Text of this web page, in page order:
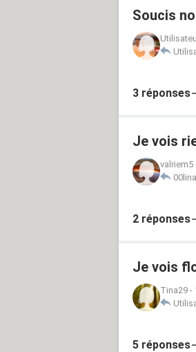
Soucis
3 réponses
Je vois
valriem5
2 réponses
Je vois
Tina29 -
5 réponses